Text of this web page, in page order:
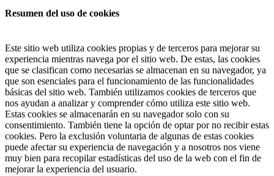
Resumen del uso de cookies
Este sitio web utiliza cookies propias y de terceros para mejorar su
experiencia mientras navega por el sitio web. De estas, las cookies
que se clasifican como necesarias se almacenan en su navegador, ya
que son esenciales para el funcionamiento de las funcionalidades
básicas del sitio web. También utilizamos cookies de terceros que
nos ayudan a analizar y comprender cómo utiliza este sitio web.
Estas cookies se almacenarán en su navegador solo con su
consentimiento. También tiene la opción de optar por no recibir estas
cookies. Pero la exclusión voluntaria de algunas de estas cookies
puede afectar su experiencia de navegación y a nosotros nos viene
muy bien para recopilar estadísticas del uso de la web con el fin de
mejorar la experiencia del usuario.